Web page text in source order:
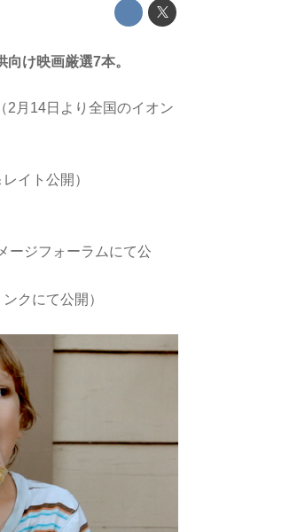
け映画厳選7本。
2月14日より全国のイオン
イト公開）
ージフォーラムにて公
クにて公開）